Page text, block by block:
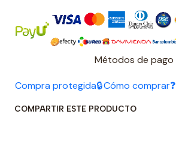
Métodos de pago
Compra protegida🔒Cómo comprar❓
COMPARTIR ESTE PRODUCTO